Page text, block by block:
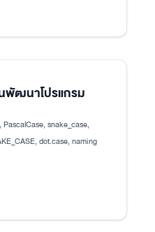
พัฒนาโปรแกรม
snake_case,
dot.case, naming